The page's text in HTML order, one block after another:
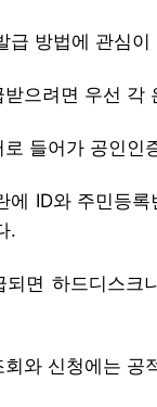
급 방법에 관심이
으려면 우선 각
들어가 공인인
에 ID와 주민등
.
되면 하드디스
와 신청에는 공